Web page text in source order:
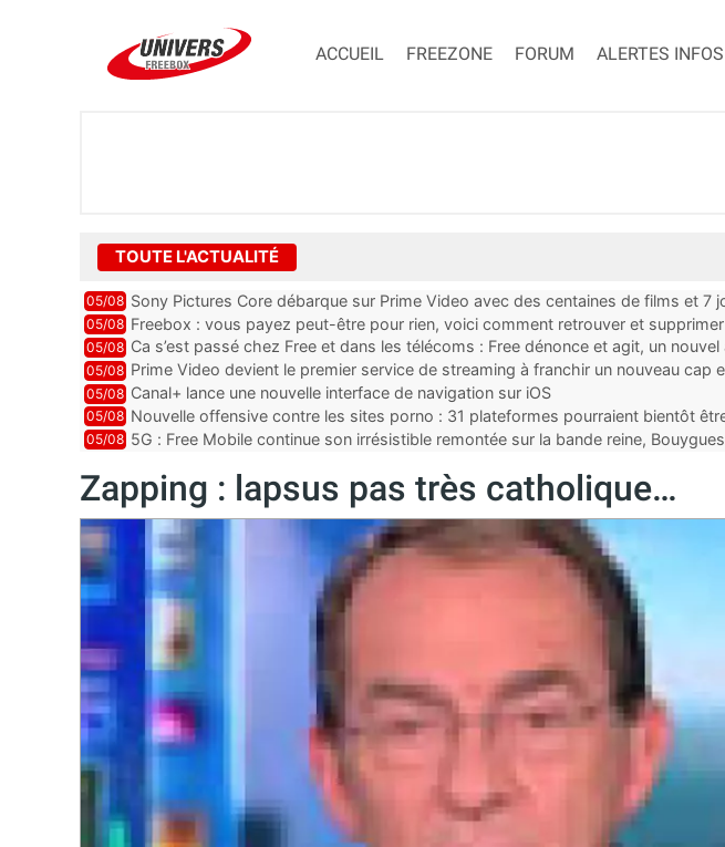
ACCUEIL FREEZONE FORUM ALERTES INFOS
TOUTE L'ACTUALITÉ
05/08 Sony Pictures Core débarque sur Prime Video avec des centaines de films et 7
05/08 Freebox : vous payez peut-être pour rien, voici comment retrouver et
abonnements TV oubliés
05/08 Ca s’est passé chez Free et dans les télécoms : Free dénonce et agit, un nouvel
pointe le bout de...
05/08 Prime Video devient le premier service de streaming à franchir un nouveau cap
ce lancement
05/08 Canal+ lance une nouvelle interface de navigation sur iOS
05/08 Nouvelle offensive contre les sites porno : 31 plateformes pourraient bientôt
par Orange, Free, SF...
05/08 5G : Free Mobile continue son irrésistible remontée sur la bande reine,
Zapping : lapsus pas très catholique…